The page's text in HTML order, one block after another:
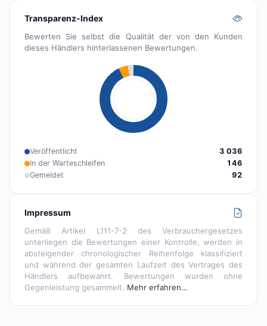
Transparenz-Index
Bewerten Sie selbst die Qualität der von den Kunden
dieses Händlers hinterlassenen Bewertungen.
Veröffentlicht
3 036
In der Warteschleifen
146
Gemeldet
92
Impressum
Gemäß Artikel L111-7-2 des Verbrauchergesetzes
unterliegen die Bewertungen einer Kontrolle, werden in
absteigender chronologischer Reihenfolge klassifiziert
und während der gesamten Laufzeit des Vertrages des
Händlers aufbewahrt. Bewertungen wurden ohne
Gegenleistung gesammelt. Mehr erfahren…